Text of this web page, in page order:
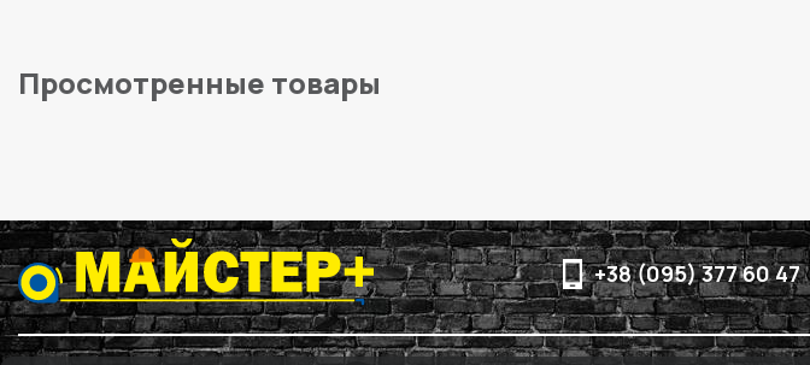
Просмотренные товары
+38 (095) 377 60 47